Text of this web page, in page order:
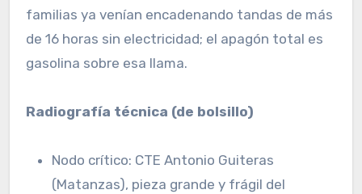
familias ya venían encadenando tandas de más
de 16 horas sin electricidad; el apagón total es
gasolina sobre esa llama.
Radiografía técnica (de bolsillo)
Nodo crítico: CTE Antonio Guiteras
(Matanzas), pieza grande y frágil del